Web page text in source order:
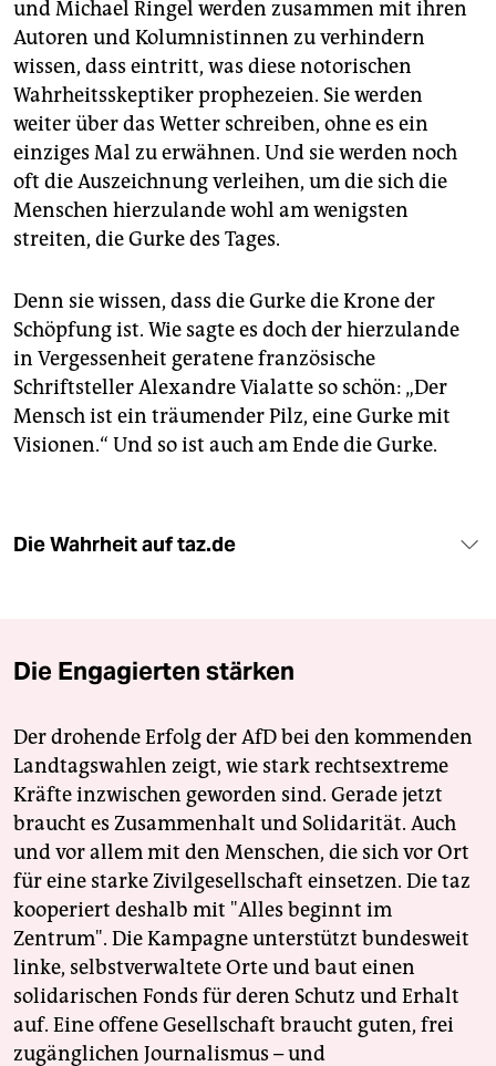
und Michael Ringel werden zusammen mit ihren
Autoren und Kolumnistinnen zu verhindern
wissen, dass eintritt, was diese notorischen
Wahrheitsskeptiker prophezeien. Sie werden
weiter über das Wetter schreiben, ohne es ein
einziges Mal zu erwähnen. Und sie werden noch
oft die Auszeichnung verleihen, um die sich die
Menschen hierzulande wohl am wenigsten
streiten, die Gurke des Tages.
Denn sie wissen, dass die Gurke die Krone der
Schöpfung ist. Wie sagte es doch der hierzulande
in Vergessenheit geratene französische
Schriftsteller Alexandre Vialatte so schön: „Der
Mensch ist ein träumender Pilz, eine Gurke mit
Visionen.“ Und so ist auch am Ende die Gurke.
Die Wahrheit auf taz.de
Die Engagierten stärken
Der drohende Erfolg der AfD bei den kommenden
Landtagswahlen zeigt, wie stark rechtsextreme
Kräfte inzwischen geworden sind. Gerade jetzt
braucht es Zusammenhalt und Solidarität. Auch
und vor allem mit den Menschen, die sich vor Ort
für eine starke Zivilgesellschaft einsetzen. Die taz
kooperiert deshalb mit "Alles beginnt im
Zentrum". Die Kampagne unterstützt bundesweit
linke, selbstverwaltete Orte und baut einen
solidarischen Fonds für deren Schutz und Erhalt
auf. Eine offene Gesellschaft braucht guten, frei
zugänglichen Journalismus – und